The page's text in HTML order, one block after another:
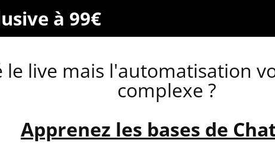
à 99€
le live mais l'automatisation
complexe ?
Apprenez les bases de